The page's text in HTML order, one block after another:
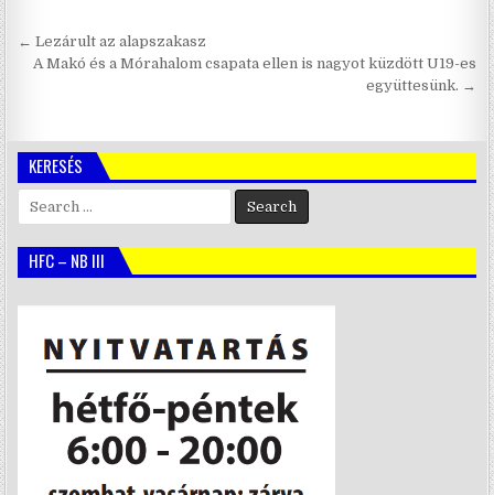
Bejegyzés
navigáció
← Lezárult az alapszakasz
A Makó és a Mórahalom csapata ellen is nagyot küzdött U19-es
együttesünk. →
KERESÉS
HFC – NB III